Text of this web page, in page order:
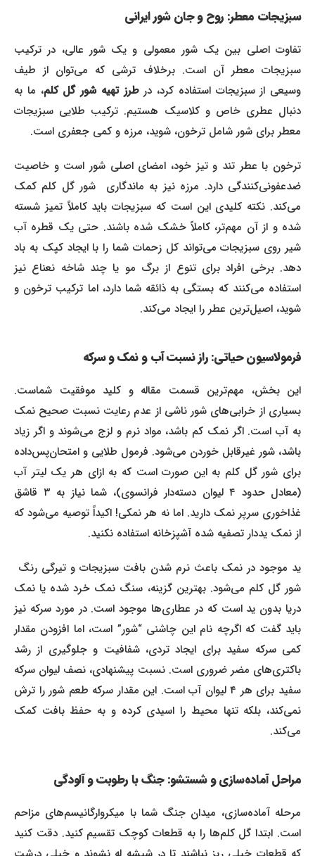
سبزیجات معطر: روح و جان شور ایرانی
تفاوت اصلی بین یک شور معمولی و یک شور عالی، در ترکیب
سبزیجات معطر آن است. برخلاف ترشی که می‌توان از طیف
وسیعی از سبزیجات استفاده کرد، در طرز تهیه شور گل کلم، ما به
دنبال عطری خاص و کلاسیک هستیم. ترکیب طلایی سبزیجات
معطر برای شور شامل ترخون، شوید، مرزه و کمی جعفری است.
ترخون با عطر تند و تیز خود، امضای اصلی شور است و خاصیت
ضدعفونی‌کنندگی دارد. مرزه نیز به ماندگاری شور گل کلم کمک
می‌کند. نکته کلیدی این است که سبزیجات باید کاملاً تمیز شسته
شده و از آن مهم‌تر، کاملاً خشک شده باشند. حتی یک قطره آب
شیر روی سبزیجات می‌تواند کل زحمات شما را با ایجاد کپک به باد
دهد. برخی افراد برای تنوع از برگ مو یا چند شاخه نعناع نیز
استفاده می‌کنند که بستگی به ذائقه شما دارد، اما ترکیب ترخون و
شوید، اصیل‌ترین عطر را ایجاد می‌کند.
فرمولاسیون حیاتی: راز نسبت آب و نمک و سرکه
این بخش، مهم‌ترین قسمت مقاله و کلید موفقیت شماست.
بسیاری از خرابی‌های شور ناشی از عدم رعایت نسبت صحیح نمک
به آب است. اگر نمک کم باشد، مواد نرم و لزج می‌شوند و اگر زیاد
باشد، شور غیرقابل خوردن می‌شود. فرمول طلایی و امتحان‌پس‌داده
برای شور گل کلم به این صورت است که به ازای هر یک لیتر آب
(معادل حدود ۴ لیوان دسته‌دار فرانسوی)، شما نیاز به ۳ قاشق
غذاخوری سرپر نمک دارید. اما نه هر نمکی! اکیداً توصیه می‌شود که
از نمک یددار تصفیه شده آشپزخانه استفاده نکنید.
ید موجود در نمک باعث نرم شدن بافت سبزیجات و تیرگی رنگ
شور گل کلم می‌شود. بهترین گزینه، سنگ نمک خرد شده یا نمک
دریا بدون ید است که در عطاری‌ها موجود است. در مورد سرکه نیز
باید گفت که اگرچه نام این چاشنی “شور” است، اما افزودن مقدار
کمی سرکه سفید برای ایجاد تردی، شفافیت و جلوگیری از رشد
باکتری‌های مضر ضروری است. نسبت پیشنهادی، نصف لیوان سرکه
سفید برای هر ۴ لیوان آب است. این مقدار سرکه طعم شور را ترش
نمی‌کند، بلکه تنها محیط را اسیدی کرده و به حفظ بافت کمک
می‌کند.
مراحل آماده‌سازی و شستشو: جنگ با رطوبت و آلودگی
مرحله آماده‌سازی، میدان جنگ شما با میکروارگانیسم‌های مزاحم
است. ابتدا گل کلم‌ها را به قطعات کوچک تقسیم کنید. دقت کنید